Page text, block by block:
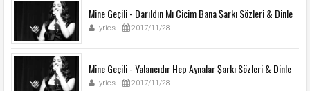
Mine Geçili - Darıldın Mı Cicim Bana Şarkı Sözleri & Dinle
lyrics 2017/11/28
Mine Geçili - Yalancıdır Hep Aynalar Şarkı Sözleri & Dinle
lyrics 2017/11/28